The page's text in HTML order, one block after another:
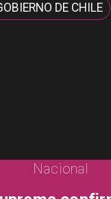
DE CHILE
Nacional